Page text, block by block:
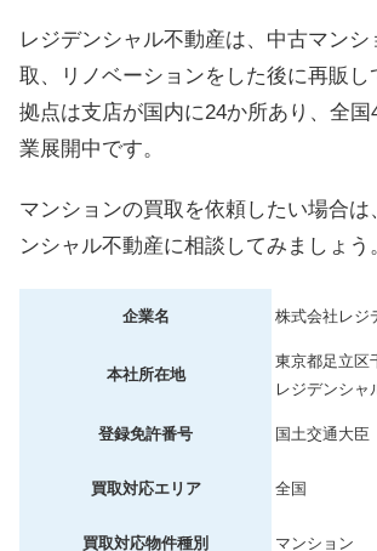
レジデンシャル不動産は、中古マンシ
取、リノベーションをした後に再販し
拠点は支店が国内に24か所あり、全
業展開中です。
マンションの買取を依頼したい場合
ンシャル不動産に相談してみましょう
企業名 株式会社レジ
本社所在地
東京都足立区
レジデンシャ
登録免許番号 国土交通大臣
買取対応エリア 全国
買取対応物件種別 マンション